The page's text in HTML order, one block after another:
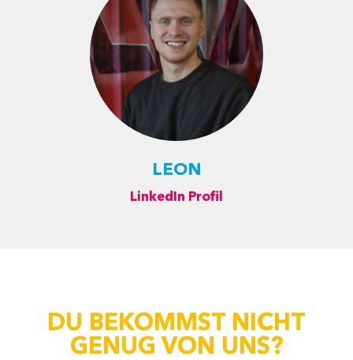
LEON
LinkedIn Profil
DU BEKOMMST NICHT
GENUG VON UNS?